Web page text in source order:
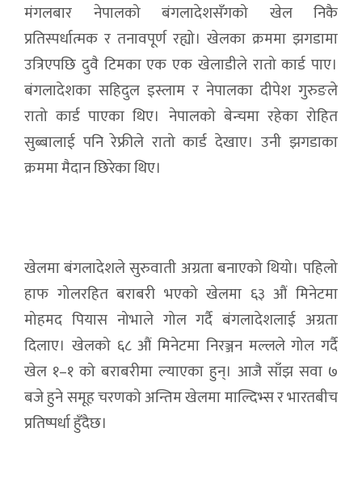
मंगलबार नेपालको बंगलादेशसँगको खेल निकै
प्रतिस्पर्धात्मक र तनावपूर्ण रह्यो। खेलका क्रममा झगडामा
उत्रिएपछि दुवै टिमका एक एक खेलाडीले रातो कार्ड पाए।
बंगलादेशका सहिदुल इस्लाम र नेपालका दीपेश गुरुङले
रातो कार्ड पाएका थिए। नेपालको बेन्चमा रहेका रोहित
सुब्बालाई पनि रेफ्रीले रातो कार्ड देखाए। उनी झगडाका
क्रममा मैदान छिरेका थिए।
खेलमा बंगलादेशले सुरुवाती अग्रता बनाएको थियो। पहिलो
हाफ गोलरहित बराबरी भएको खेलमा ६३ औं मिनेटमा
मोहमद पियास नोभाले गोल गर्दै बंगलादेशलाई अग्रता
दिलाए। खेलको ६८ औं मिनेटमा निरञ्जन मल्लले गोल गर्दै
खेल १–१ को बराबरीमा ल्याएका हुन्। आजै साँझ सवा ७
बजे हुने समूह चरणको अन्तिम खेलमा माल्दिभ्स र भारतबीच
प्रतिष्पर्धा हुँदैछ।